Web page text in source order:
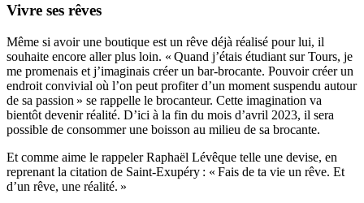
Vivre ses rêves
Même si avoir une boutique est un rêve déjà réalisé pour lui, il
souhaite encore aller plus loin. « Quand j’étais étudiant sur Tours, je
me promenais et j’imaginais créer un bar-brocante. Pouvoir créer un
endroit convivial où l’on peut profiter d’un moment suspendu autour
de sa passion » se rappelle le brocanteur. Cette imagination va
bientôt devenir réalité. D’ici à la fin du mois d’avril 2023, il sera
possible de consommer une boisson au milieu de sa brocante.
Et comme aime le rappeler Raphaël Lévêque telle une devise, en
reprenant la citation de Saint-Exupéry : « Fais de ta vie un rêve. Et
d’un rêve, une réalité. »